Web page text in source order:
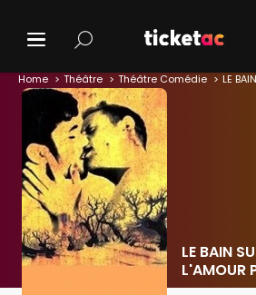
Home Théâtre Théâtre Comédie
LE BAIN
L'AMOUR